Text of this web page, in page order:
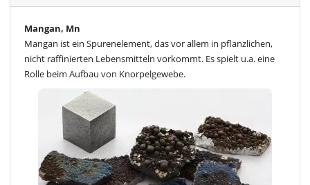
Mangan, Mn
Mangan ist ein Spurenelement, das vor allem in pflanzlichen,
nicht raffinierten Lebensmitteln vorkommt. Es spielt u.a. eine
Rolle beim Aufbau von Knorpelgewebe.